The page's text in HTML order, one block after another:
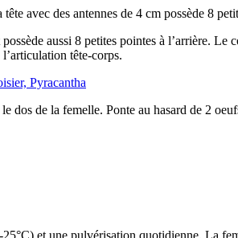
avec des antennes de 4 cm possède 8
aussi 8 petites pointes à l’arrière.
tête-corps.
Pyracantha
dos de la femelle. Ponte au hasard de 2
et une pulvérisation quotidienne. La